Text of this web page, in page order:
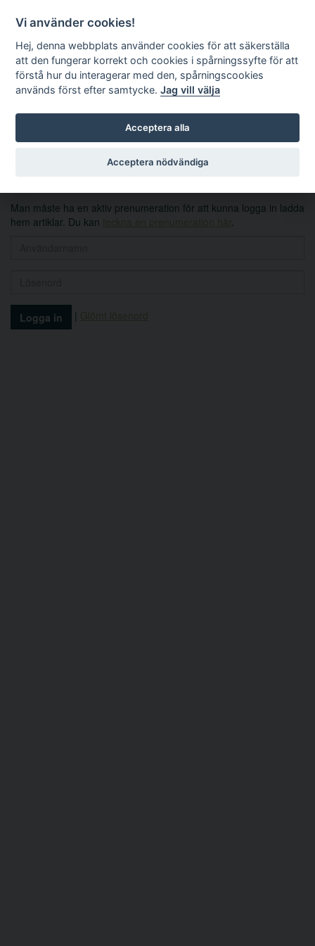
Sök
Logga in
Man måste ha en aktiv prenumeration för att kunna logga in ladda
hem artiklar. Du kan
|
Vi använder cookies!
Hej, denna webbplats använder cookies för att säkerställa
att den fungerar korrekt och cookies i spårningssyfte för att
förstå hur du interagerar med den, spårningscookies
används först efter samtycke.Jag vill välja
Acceptera alla
Acceptera nödvändiga